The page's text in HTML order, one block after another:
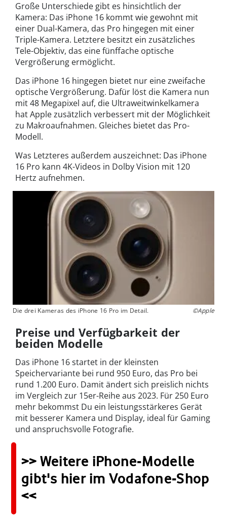
Große Unterschiede gibt es hinsichtlich der
Kamera: Das iPhone 16 kommt wie gewohnt mit
einer Dual-Kamera, das Pro hingegen mit einer
Triple-Kamera. Letztere besitzt ein zusätzliches
Tele-Objektiv, das eine fünffache optische
Vergrößerung ermöglicht.
Das iPhone 16 hingegen bietet nur eine zweifache
optische Vergrößerung. Dafür löst die Kamera nun
mit 48 Megapixel auf, die Ultraweitwinkelkamera
hat Apple zusätzlich verbessert mit der Möglichkeit
zu Makroaufnahmen. Gleiches bietet das Pro-
Modell.
Was Letzteres außerdem auszeichnet: Das iPhone
16 Pro kann 4K-Videos in Dolby Vision mit 120
Hertz aufnehmen.
Die drei Kameras des iPhone 16 Pro im Detail. ©Apple
Preise und Verfügbarkeit der
beiden Modelle
Das iPhone 16 startet in der kleinsten
Speichervariante bei rund 950 Euro, das Pro bei
rund 1.200 Euro. Damit ändert sich preislich nichts
im Vergleich zur 15er-Reihe aus 2023. Für 250 Euro
mehr bekommst Du ein leistungsstärkeres Gerät
mit besserer Kamera und Display, ideal für Gaming
und anspruchsvolle Fotografie.
>> Weitere iPhone-Modelle
gibt's hier im Vodafone-Shop
<<